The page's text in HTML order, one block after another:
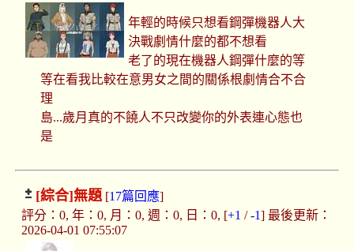
年輕的時候只想看鋼彈機器人大
決戰劇情什麼的都不想看
老了的現在機器人鋼彈什麼的等
等在看我比較在意男女之間的關係根劇情合不合
理
島...歲月真的不饒人不只改變你的外表連心態也
是
[綜合]無題[17篇回應]
評分：0, 年：0, 月：0, 週：0, 日：0, [+1 /-1] 最後更新：
2026-04-01 07:55:07